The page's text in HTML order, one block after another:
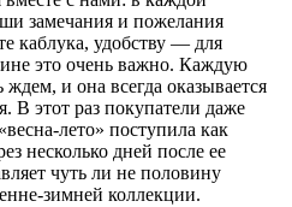
замечания и пожелания
каблука, удобству — для
это очень важно. Каждую
и она всегда оказывается
В этот раз покупатели даже
лето» поступила как
несколько дней после ее
чуть ли не половину
зимней коллекции.